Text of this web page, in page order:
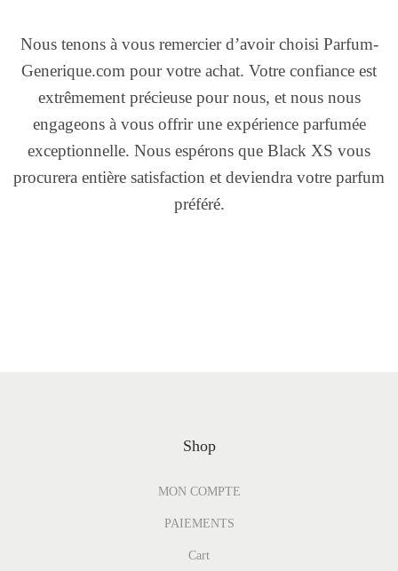
Nous tenons à vous remercier d’avoir choisi Parfum-
Generique.com pour votre achat. Votre confiance est
extrêmement précieuse pour nous, et nous nous
engageons à vous offrir une expérience parfumée
exceptionnelle. Nous espérons que Black XS vous
procurera entière satisfaction et deviendra votre parfum
préféré.
Shop
MON COMPTE
PAIEMENTS
Cart